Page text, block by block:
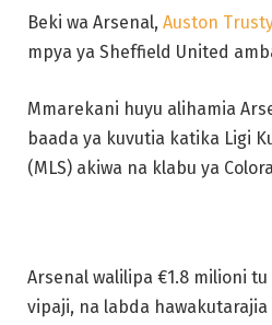
Beki wa Arsenal, Auston Trusty
mpya ya Sheffield United
Mmarekani huyu alihamia
baada ya kuvutia katika Ligi
(MLS) akiwa na klabu ya
Arsenal walilipa €1.8 milioni
vipaji, na labda